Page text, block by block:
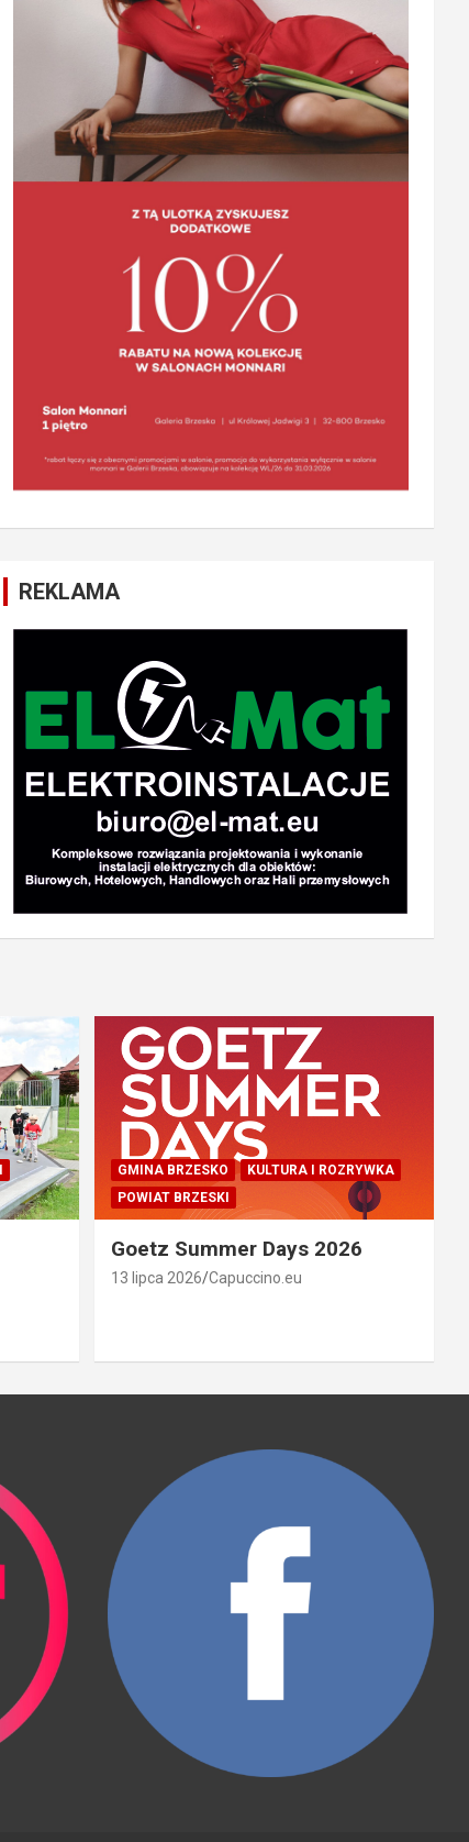
REKLAMA
GMINA BRZESKO
KULTURA I ROZRYWKA
POWIAT BRZESKI
Goetz Summer Days 2026
13 lipca 2026 Capuccino.eu